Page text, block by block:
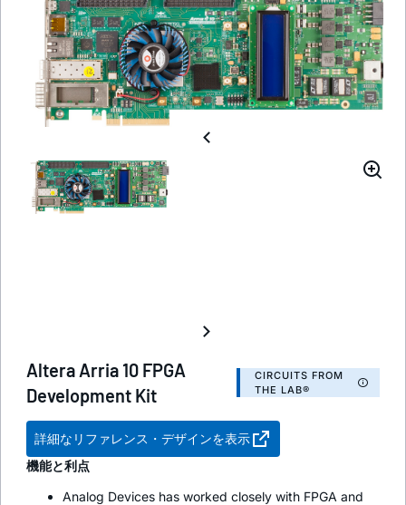
Altera Arria 10 FPGA
Development Kit
CIRCUITS FROM
THE LAB®
詳細なリファレンス・デザインを表示
機能と利点
Analog Devices has worked closely with FPGA and